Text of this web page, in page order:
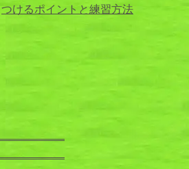
つけるポイントと練習方法